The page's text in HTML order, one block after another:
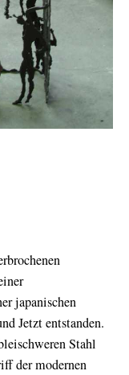
japanischen
Jetzt entstanden.
Stahl
der modernen